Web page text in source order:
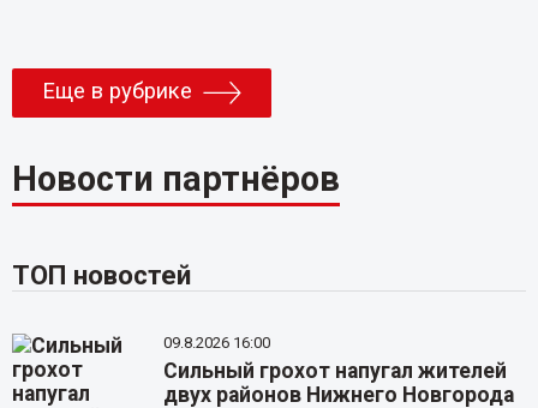
Еще в рубрике
Новости партнёров
ТОП новостей
09.8.2026 16:00
Сильный грохот напугал жителей
двух районов Нижнего Новгорода